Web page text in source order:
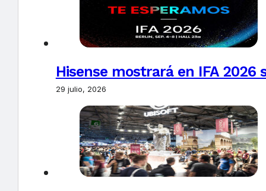
Hisense mostrará en IFA
29 julio, 2026